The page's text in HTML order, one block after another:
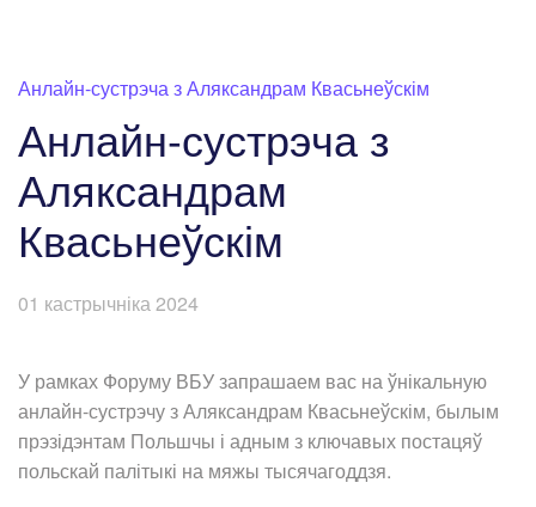
Анлайн-сустрэча з Аляксандрам Квасьнеўскім
Анлайн-сустрэча з
Аляксандрам
Квасьнеўскім
01 кастрычніка 2024
У рамках Форуму ВБУ запрашаем вас на ўнікальную
анлайн-сустрэчу з Аляксандрам Квасьнеўскім, былым
прэзідэнтам Польшчы і адным з ключавых постацяў
польскай палітыкі на мяжы тысячагоддзя.